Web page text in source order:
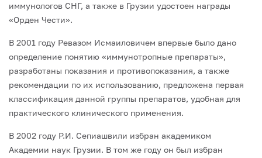
иммунологов СНГ, а также в Грузии удо­стоен награды
«Орден Чести».
В 2001 году Ревазом Исмаиловичем впервые было дано
определение понятию «иммунотропные препараты»,
разработаны показания и противопоказания, а так­же
рекомендации по их использованию, предложена первая
классификация данной группы препаратов, удобная для
практического клинического применения.
В 2002 году Р.И. Сепиашвили избран академиком
Академии наук Грузии. В том же году он был избран